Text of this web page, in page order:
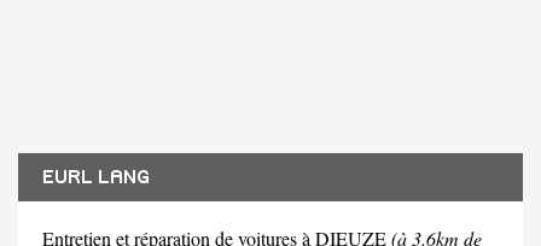
EURL LANG
Entretien et réparation de voitures à DIEUZE(à 3.6km de